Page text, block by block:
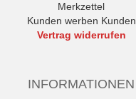
Merkzettel
Kunden werben Kunden
Vertrag widerrufen
INFORMATIONEN